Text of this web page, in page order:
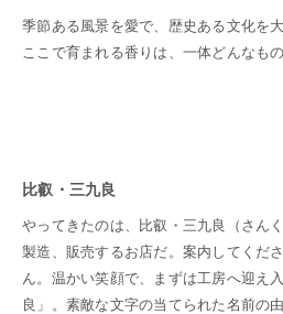
季節ある風景を愛で、歴史ある文化を
ここで育まれる香りは、一体どんなも
比叡・三九良
やってきたのは、比叡・三九良（さん
製造、販売するお店だ。案内してくだ
ん。温かい笑顔で、まずは工房へ迎え
良」。素敵な文字の当てられた名前の